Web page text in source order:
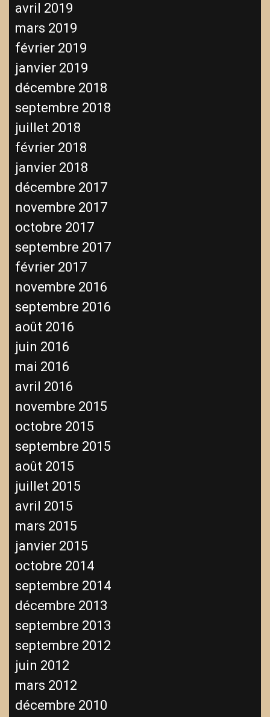
avril 2019
mars 2019
février 2019
janvier 2019
décembre 2018
septembre 2018
juillet 2018
février 2018
janvier 2018
décembre 2017
novembre 2017
octobre 2017
septembre 2017
février 2017
novembre 2016
septembre 2016
août 2016
juin 2016
mai 2016
avril 2016
novembre 2015
octobre 2015
septembre 2015
août 2015
juillet 2015
avril 2015
mars 2015
janvier 2015
octobre 2014
septembre 2014
décembre 2013
septembre 2013
septembre 2012
juin 2012
mars 2012
décembre 2010